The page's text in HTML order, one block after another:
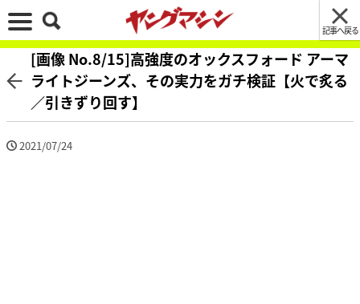
記事へ戻る
[画像 No.8/15]高強度のオックスフォード アーマ
ライトジーンズ、その実力をガチ検証【火で炙る
／引きずり回す】
2021/07/24